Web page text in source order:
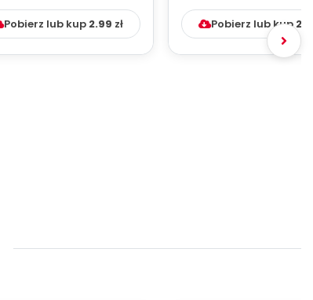
Pobierz lub kup 2.99 zł Pobierz lub kup